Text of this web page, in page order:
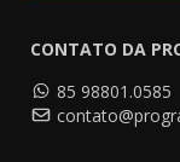
CONTATO DA
85 98801.0585